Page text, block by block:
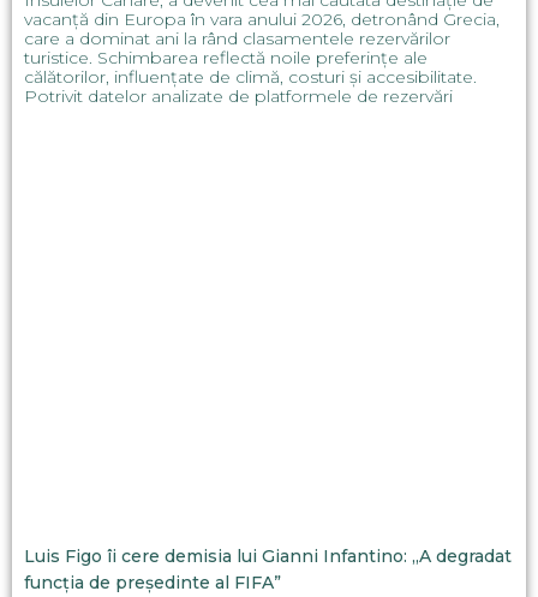
vacanță din Europa în vara anului 2026, detronând Grecia,
care a dominat ani la rând clasamentele rezervărilor
turistice. Schimbarea reflectă noile preferințe ale
călătorilor, influențate de climă, costuri și accesibilitate.
Potrivit datelor analizate de platformele de rezervări
Luis Figo îi cere demisia lui Gianni Infantino: „A degradat
funcția de președinte al FIFA”